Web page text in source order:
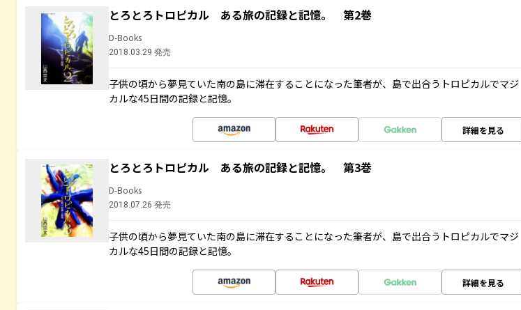
とろとろトロピカル ある旅の記録と記憶。 第2巻
D-Books
2018.03.29 発売
子供の頃から夢見ていた南の島に滞在することになった筆者が、島で出合うトロピカルでマジ
カルな45日間の記録と記憶。
詳細を見る
とろとろトロピカル ある旅の記録と記憶。 第3巻
D-Books
2018.07.26 発売
子供の頃から夢見ていた南の島に滞在することになった筆者が、島で出合うトロピカルでマジ
カルな45日間の記録と記憶。
詳細を見る